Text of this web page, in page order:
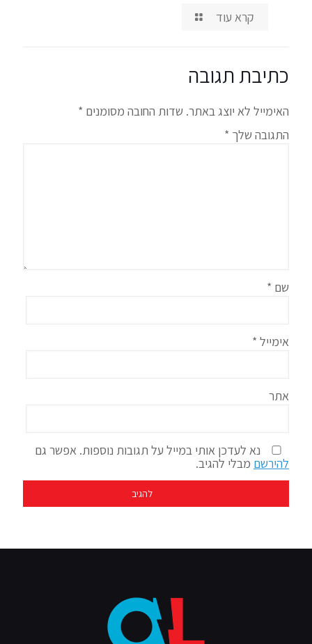
קרא עוד
כתיבת תגובה
האימייל לא יוצג באתר. שדות החובה מסומנים *
התגובה שלך *
שם *
אימייל *
אתר
נא לעדכן אותי במייל על תגובות נוספות. אפשר גם
להירשם מבלי להגיב.